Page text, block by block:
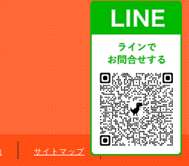
サイトマップ